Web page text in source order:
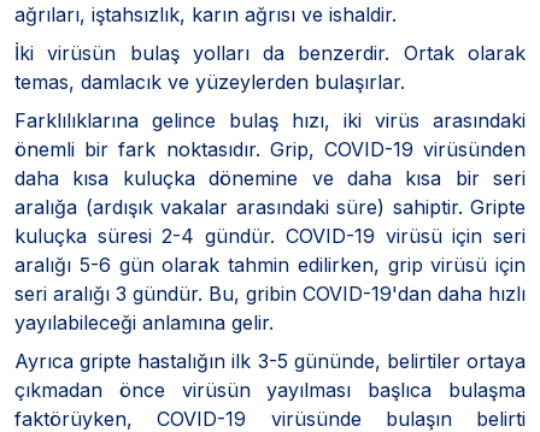
ağrıları, iştahsızlık, karın ağrısı ve ishaldir.
İki virüsün bulaş yolları da benzerdir. Ortak olarak
temas, damlacık ve yüzeylerden bulaşırlar.
Farklılıklarına gelince bulaş hızı, iki virüs arasındaki
önemli bir fark noktasıdır. Grip, COVID-19 virüsünden
daha kısa kuluçka dönemine ve daha kısa bir seri
aralığa (ardışık vakalar arasındaki süre) sahiptir. Gripte
kuluçka süresi 2-4 gündür. COVID-19 virüsü için seri
aralığı 5-6 gün olarak tahmin edilirken, grip virüsü için
seri aralığı 3 gündür. Bu, gribin COVID-19'dan daha hızlı
yayılabileceği anlamına gelir.
Ayrıca gripte hastalığın ilk 3-5 gününde, belirtiler ortaya
çıkmadan önce virüsün yayılması başlıca bulaşma
faktörüyken, COVID-19 virüsünde bulaşın belirti